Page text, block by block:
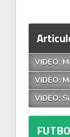
VIDEO:
VIDEO:
VIDEO: